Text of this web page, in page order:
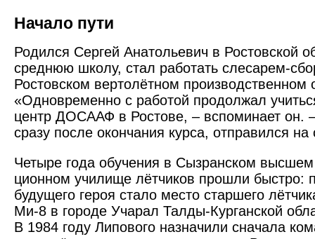
Начало пути
Родился Сергей Анатольевич в Ростовской
среднюю школу, стал работать слесарем-
Ростовском вертолётном производственном
«Одновременно с работой продолжал
центр ДОСААФ в Ростове, – вспоминает он.
сразу после окончания курса, отправился на
Четыре года обучения в Сызранском
ционном училище лётчиков прошли быстро:
будущего героя стало место старшего
Ми‑8 в городе Учарал Талды-Курганской
В 1984 году Липового назначили сначала